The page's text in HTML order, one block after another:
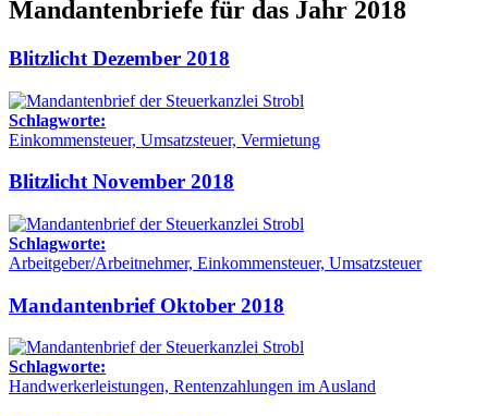
Mandantenbriefe für das Jahr 2018
Blitzlicht Dezember 2018
Schlagworte:
Einkommensteuer, Umsatzsteuer, Vermietung
Blitzlicht November 2018
Schlagworte:
Arbeitgeber/Arbeitnehmer, Einkommensteuer, Umsatzsteuer
Mandantenbrief Oktober 2018
Schlagworte:
Handwerkerleistungen, Rentenzahlungen im Ausland